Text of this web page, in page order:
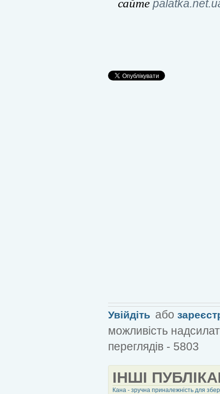
сайте
Увійдіть або
можливість
переглядів - 5803
ІНШІ
Кана - зручна приналежність для